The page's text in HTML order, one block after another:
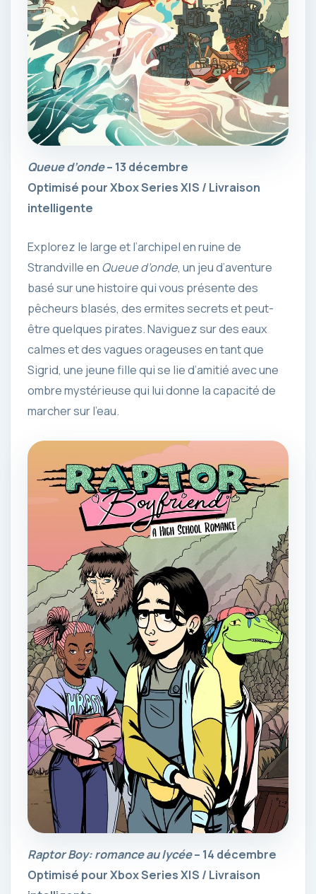
Queue d’onde– 13 décembre
Optimisé pour Xbox Series X|S / Livraison
intelligente
Explorez le large et l’archipel en ruine de
Strandville en Queue d’onde, un jeu d’aventure
basé sur une histoire qui vous présente des
pêcheurs blasés, des ermites secrets et peut-
être quelques pirates. Naviguez sur des eaux
calmes et des vagues orageuses en tant que
Sigrid, une jeune fille qui se lie d’amitié avec une
ombre mystérieuse qui lui donne la capacité de
marcher sur l’eau.
Raptor Boy: romance au lycée– 14 décembre
Optimisé pour Xbox Series X|S / Livraison